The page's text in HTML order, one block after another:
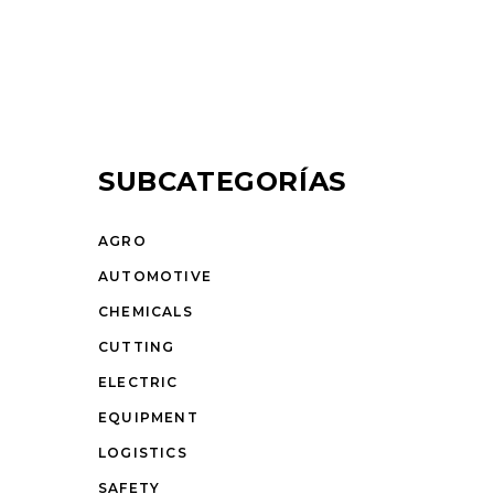
SUBCATEGORÍAS
AGRO
AUTOMOTIVE
CHEMICALS
CUTTING
ELECTRIC
EQUIPMENT
LOGISTICS
SAFETY